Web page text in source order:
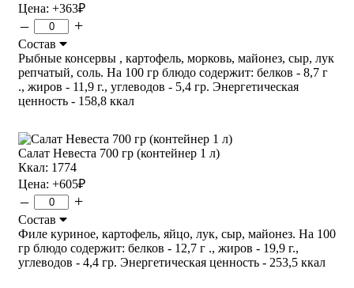
Цена: +363₽
– +
Состав
Рыбные консервы , картофель, морковь, майонез, сыр, лук
репчатый, соль. На 100 гр блюдо содержит: белков - 8,7 г
., жиров - 11,9 г., углеводов - 5,4 гр. Энергетическая
ценность - 158,8 ккал
Салат Невеста 700 гр (контейнер 1 л)
Ккал: 1774
Цена: +605₽
– +
Состав
Филе куриное, картофель, яйцо, лук, сыр, майонез. На 100
гр блюдо содержит: белков - 12,7 г ., жиров - 19,9 г.,
углеводов - 4,4 гр. Энергетическая ценность - 253,5 ккал